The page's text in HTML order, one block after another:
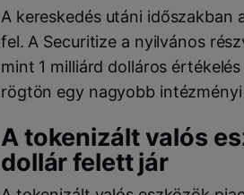
A kereskedés utáni időszakban
fel. A Securitize a nyilvános
mint 1 milliárd dolláros
rögtön egy nagyobb
A tokenizált valós
dollár felett jár